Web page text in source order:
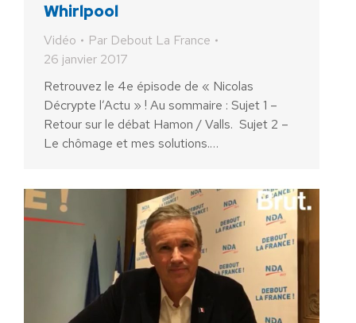
Whirlpool
Vidéo Par Debout La France
26 janvier 2017
Retrouvez le 4e épisode de « Nicolas
Décrypte l’Actu » ! Au sommaire : Sujet 1 –
Retour sur le débat Hamon / Valls. Sujet 2 –
Le chômage et mes solutions.…